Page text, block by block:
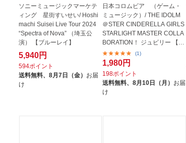
ソニーミュージックマーケテ
ィング 星街すいせい/ Hoshi
machi Suisei Live Tour 2024
“Spectra of Nova” （埼玉公
演） 【ブルーレイ】
5,940円
594ポイント
送料無料、 8月7日（金） お届
け
日本コロムビア （ゲーム・
ミュージック）/ THE IDOLM
＠STER CINDERELLA GIRLS
STARLIGHT MASTER COLLA
BORATION！ ジュビリー 【C
D】
(1)
1,980円
198ポイント
送料無料、8月10日（月） お届
け